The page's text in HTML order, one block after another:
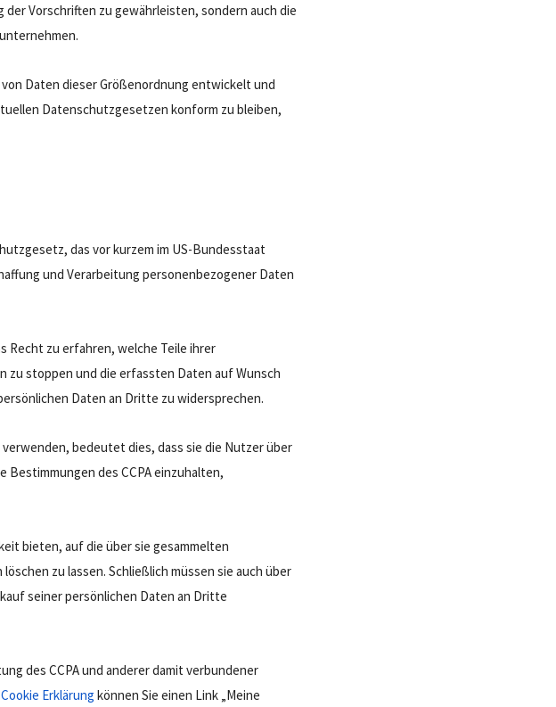
Vorschriften zu gewährleisten, sondern auch die
Daten dieser Größenordnung entwickelt und
Datenschutzgesetzen konform zu bleiben,
das vor kurzem im US-Bundesstaat
und Verarbeitung personenbezogener Daten
Recht zu erfahren, welche Teile ihrer
stoppen und die erfassten Daten auf Wunsch
Daten an Dritte zu widersprechen.
bedeutet dies, dass sie die Nutzer über
des CCPA einzuhalten,
bieten, auf die über sie gesammelten
zu lassen. Schließlich müssen sie auch über
seiner persönlichen Daten an Dritte
des CCPA und anderer damit verbundener
Cookie Erklärung können Sie einen Link „Meine